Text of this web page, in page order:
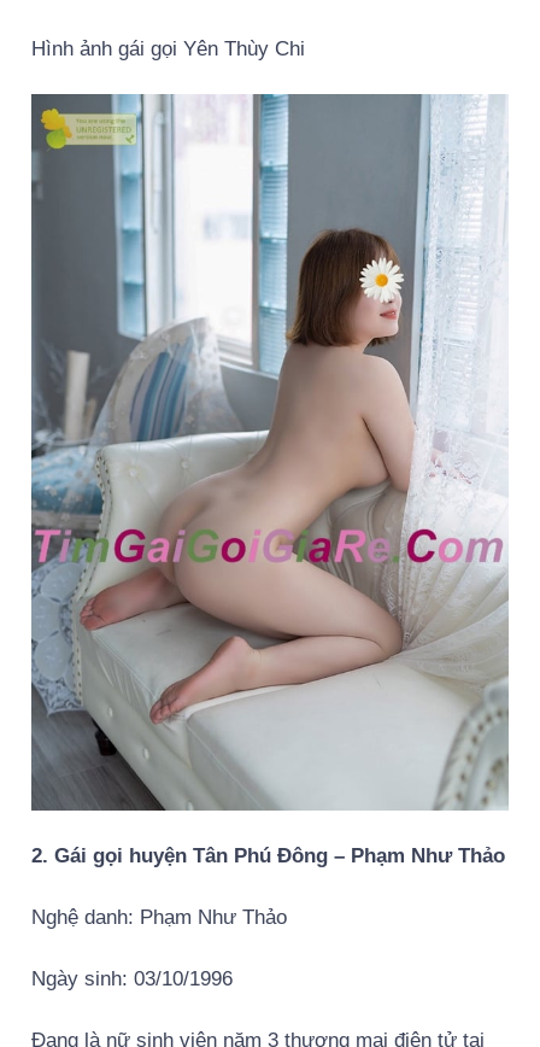
Hình ảnh gái gọi Yên Thùy Chi
2. Gái gọi huyện Tân Phú Đông – Phạm Như Thảo
Nghệ danh: Phạm Như Thảo
Ngày sinh: 03/10/1996
Đang là nữ sinh viên năm 3 thương mại điện tử tại